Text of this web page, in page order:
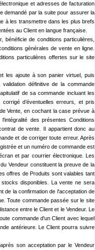
et adresses de facturation
demandé par la suite pour assurer la
à les transmettre dans les plus brefs
au Client en langue française.
bénéficie de conditions particulières,
générales de vente en ligne.
particulières offertes sur le site
les ajoute à son panier virtuel, puis
définitive de la commande
de sa commande incluant les
d’éventuelles erreurs, et pris
Vente, en cochant la case prévue à
des présentes Conditions
de vente. Il appartient donc au
et de corriger toute erreur. Après
et un numéro de commande est
et par courrier électronique. Les
Vendeur constituent la preuve de la
offres de Produits sont valables tant
disponibles. La vente ne sera
de la confirmation de l'acceptation de
Toute commande passée sur le site
entre le Client et le Vendeur. Le
commande d'un Client avec lequel
antérieure. Le Client pourra suivre
son acceptation par le Vendeur